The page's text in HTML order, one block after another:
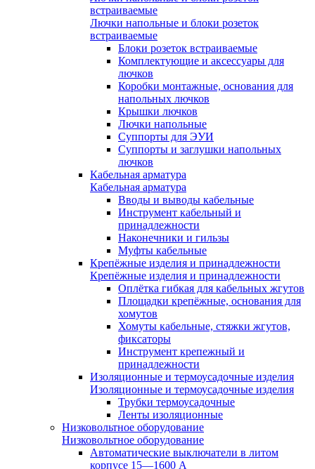
встраиваемые
Лючки напольные и блоки розеток
встраиваемые
Блоки розеток встраиваемые
Комплектующие и аксессуары для
лючков
Коробки монтажные, основания для
напольных лючков
Крышки лючков
Лючки напольные
Суппорты для ЭУИ
Суппорты и заглушки напольных
лючков
Кабельная арматура
Кабельная арматура
Вводы и выводы кабельные
Инструмент кабельный и
принадлежности
Наконечники и гильзы
Муфты кабельные
Крепёжные изделия и принадлежности
Крепёжные изделия и принадлежности
Оплётка гибкая для кабельных жгутов
Площадки крепёжные, основания для
хомутов
Хомуты кабельные, стяжки жгутов,
фиксаторы
Инструмент крепежный и
принадлежности
Изоляционные и термоусадочные изделия
Изоляционные и термоусадочные изделия
Трубки термоусадочные
Ленты изоляционные
Низковольтное оборудование
Низковольтное оборудование
Автоматические выключатели в литом
корпусе 15—1600 А